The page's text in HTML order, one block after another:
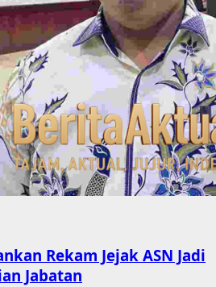
Rekam Jejak ASN Jadi
Jabatan